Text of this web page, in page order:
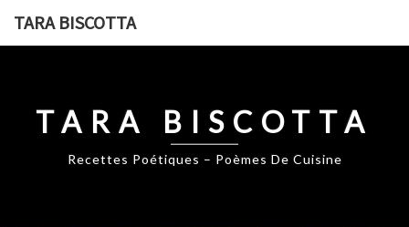
TARA BISCOTTA
TARA BISCOTTA
Recettes Poétiques – Poèmes De Cuisine